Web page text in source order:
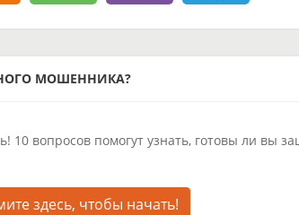
МОШЕННИКА?
10 вопросов помогут узнать, готовы ли вы
здесь, чтобы начать!